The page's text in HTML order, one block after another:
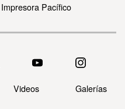
Impresora Pacífico
Videos Galerías